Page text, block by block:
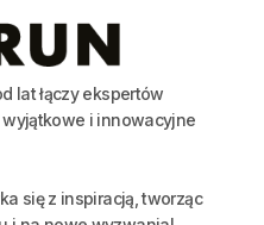
lat łączy ekspertów
i innowacyjne
się z inspiracją, tworząc